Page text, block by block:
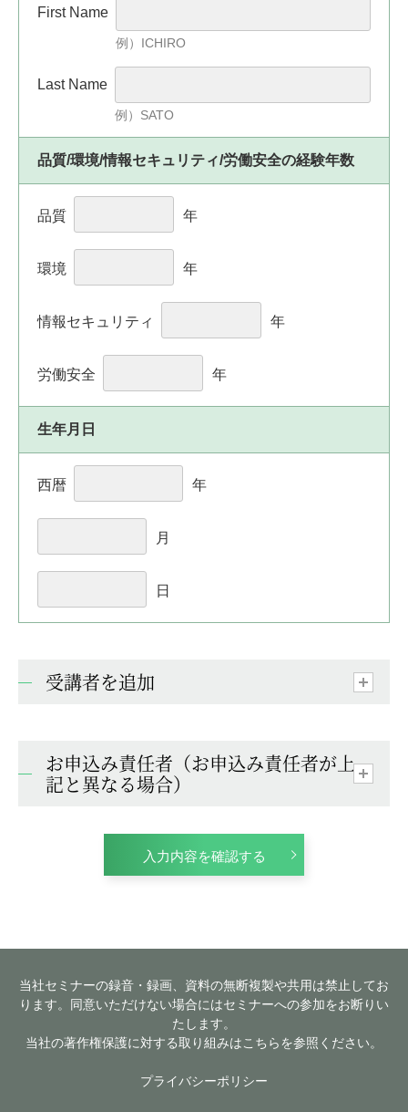
First Name
例）ICHIRO
Last Name
例）SATO
品質/環境/情報セキュリティ/労働安全の経験年数
品質 年
環境 年
情報セキュリティ 年
労働安全 年
生年月日
西暦 年
月
日
受講者を追加
お申込み責任者（お申込み責任者が上
記と異なる場合）
入力内容を確認する
当社セミナーの録音・録画、資料の無断複製や共用は禁止してお
ります。同意いただけない場合にはセミナーへの参加をお断りい
たします。
当社の著作権保護に対する取り組みはこちらを参照ください。
プライバシーポリシー